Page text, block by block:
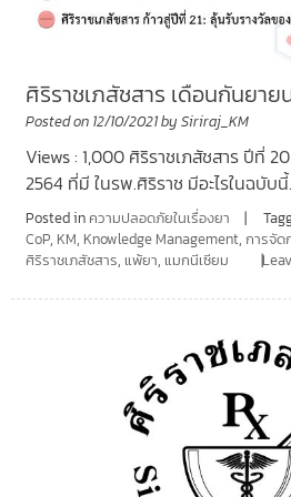
ศิริราชเภสัชสาร เดือนกันยาย
Posted on 12/10/2021by Siriraj_KM
Views : 1,000 ศิริราชเภสัชสาร ปีที่
2564 ที่มี ในรพ.ศิริราช มีอะไรในฉบับ
Posted in ความปลอดภัยในเรื่องยา
CoP, KM, Knowledge Management, การจัด
ศิริราชเภสัชสาร, แพ้ยา, แมกนีเซียม